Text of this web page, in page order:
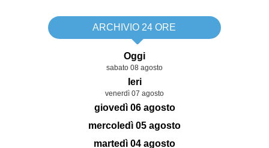
ARCHIVIO 24 ORE
Oggi
sabato 08 agosto
Ieri
venerdì 07 agosto
giovedì 06 agosto
mercoledì 05 agosto
martedì 04 agosto